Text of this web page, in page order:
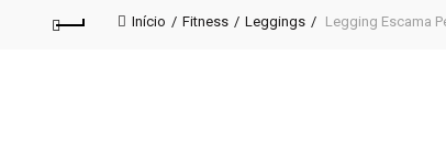
Início Fitness Leggings Legging Escama